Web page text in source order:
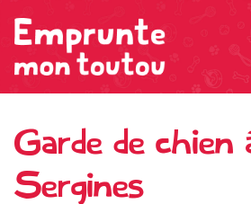
Garde de chien
Sergines